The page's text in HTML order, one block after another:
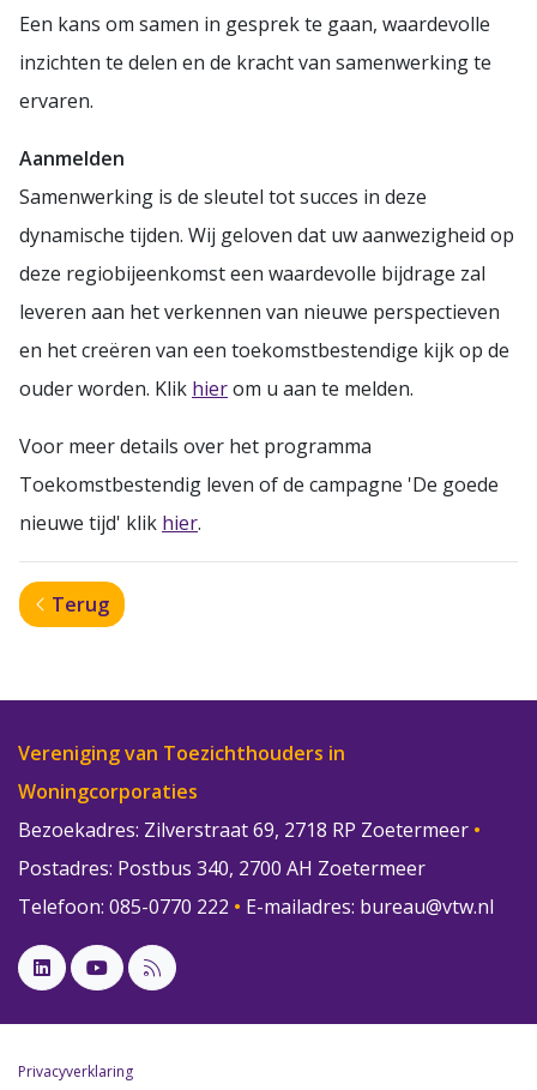
Een kans om samen in gesprek te gaan, waardevolle
inzichten te delen en de kracht van samenwerking te
ervaren.
Aanmelden
Samenwerking is de sleutel tot succes in deze
dynamische tijden. Wij geloven dat uw aanwezigheid op
deze regiobijeenkomst een waardevolle bijdrage zal
leveren aan het verkennen van nieuwe perspectieven
en het creëren van een toekomstbestendige kijk op de
ouder worden. Klik hierom u aan te melden.
Voor meer details over het programma
Toekomstbestendig leven of de campagne 'De goede
nieuwe tijd' klik hier.
Terug
Vereniging van Toezichthouders in
Woningcorporaties
Bezoekadres: Zilverstraat 69, 2718 RP Zoetermeer •
Postadres: Postbus 340, 2700 AH Zoetermeer
Telefoon: 085-0770 222 • E-mailadres: bureau@vtw.nl
Privacyverklaring